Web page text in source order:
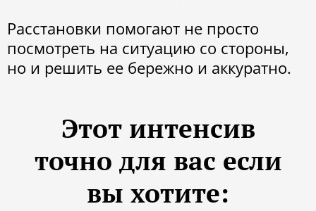
Расстановки помогают не просто
посмотреть на ситуацию со стороны,
но и решить ее бережно и аккуратно.
Этот интенсив
точно для вас если
вы хотите: